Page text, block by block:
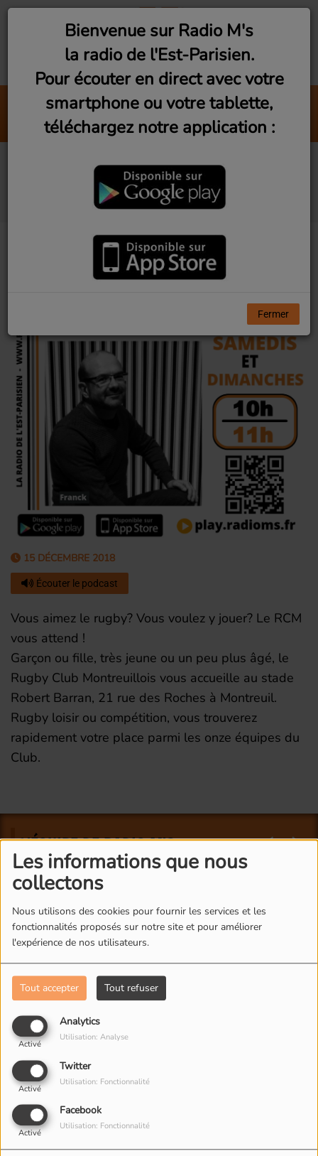
Les informations que nous
collectons
Nous utilisons des cookies pour fournir les services et les
fonctionnalités proposés sur notre site et pour améliorer
l'expérience de nos utilisateurs.
Tout accepter Tout refuser
Analytics
Activé
Utilisation: Analyse
Twitter
Activé
Utilisation: Fonctionnalité
Facebook
Activé
Utilisation: Fonctionnalité
Mrs Robinson
Simon & Garfunkel
Vu d'Ici! Ep1 - Rugby
Club Montreuillois
15 DÉCEMBRE 2018
Écouter le podcast
Vous aimez le rugby? Vous voulez y jouer? Le RCM
vous attend !
Garçon ou fille, très jeune ou un peu plus âgé, le
Rugby Club Montreuillois vous accueille au stade
Robert Barran, 21 rue des Roches à Montreuil.
Rugby loisir ou compétition, vous trouverez
rapidement votre place parmi les onze équipes du
Club.
L'ÉQUIPE DE RADIO M'S
Bienvenue sur Radio M's
la radio de l'Est-Parisien.
Pour écouter en direct avec votre
smartphone ou votre tablette,
téléchargez notre application :
Fermer